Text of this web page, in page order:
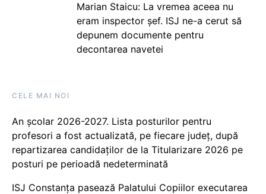
Marian Staicu: La vremea aceea nu
eram inspector șef. ISJ ne-a cerut să
depunem documente pentru
decontarea navetei
CELE MAI NOI
An școlar 2026-2027. Lista posturilor pentru
profesori a fost actualizată, pe fiecare județ, după
repartizarea candidaților de la Titularizare 2026 pe
posturi pe perioadă nedeterminată
ISJ Constanța pasează Palatului Copiilor executarea